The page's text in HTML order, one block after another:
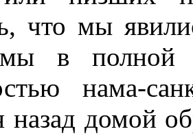
что мы
в полной
нама-
назад домой